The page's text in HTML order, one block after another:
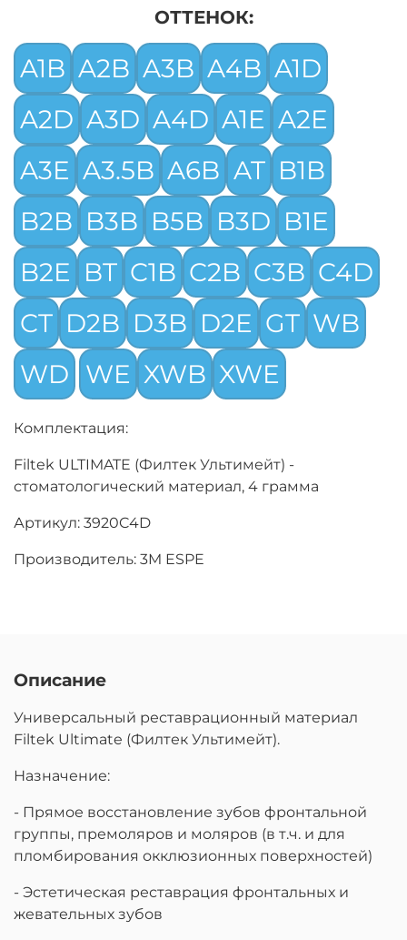
ОТТЕНОК:
A1B A2B A3B A4B A1D
A2D A3D A4D A1E A2E
A3E A3.5B A6B AT B1B
B2B B3B B5B B3D B1E
B2E BT C1B C2B C3B C4D
CT D2B D3B D2E GT WB
WD WE XWB XWE
Комплектация:
Filtek ULTIMATE (Филтек Ультимейт) -
стоматологический материал, 4 грамма
Артикул: 3920C4D
Производитель: 3M ESPE
Описание
Универсальный реставрационный материал
Filtek Ultimate (Филтек Ультимейт).
Назначение:
- Прямое восстановление зубов фронтальной
группы, премоляров и моляров (в т.ч. и для
пломбирования окклюзионных поверхностей)
- Эстетическая реставрация фронтальных и
жевательных зубов